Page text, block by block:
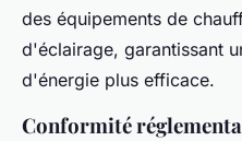
des équipements de
d'éclairage, garantissant
d'énergie plus efficace.
Conformité